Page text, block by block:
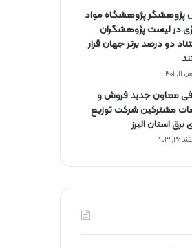
پژوهشگاه مواد
در لیست پژوهشگران
دو درصد برتر جهان قرار
۱۴۰۱
معاون جدید فروش و
مشتركین شركت توزیع
برق استان البرز
۱۴۰۳